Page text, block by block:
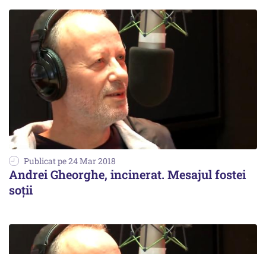
Publicat pe 24 Mar 2018
Andrei Gheorghe, incinerat. Mesajul fostei
soții